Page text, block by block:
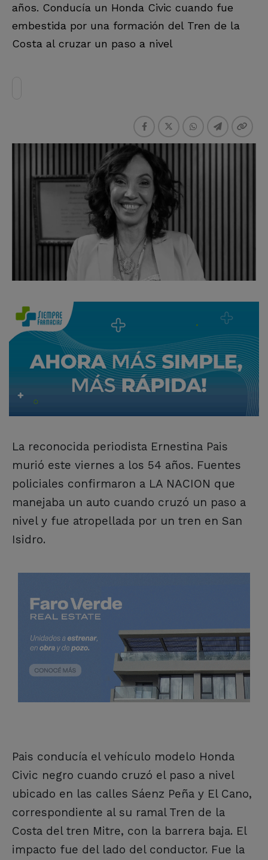
años. Conducía un Honda Civic cuando fue
embestida por una formación del Tren de la
Costa al cruzar un paso a nivel
La reconocida periodista Ernestina Pais
murió este viernes a los 54 años. Fuentes
policiales confirmaron a LA NACION que
manejaba un auto cuando cruzó un paso a
nivel y fue atropellada por un tren en San
Isidro.
Pais conducía el vehículo modelo Honda
Civic negro cuando cruzó el paso a nivel
ubicado en las calles Sáenz Peña y El Cano,
correspondiente al su ramal Tren de la
Costa del tren Mitre, con la barrera baja. El
impacto fue del lado del conductor. Fue la